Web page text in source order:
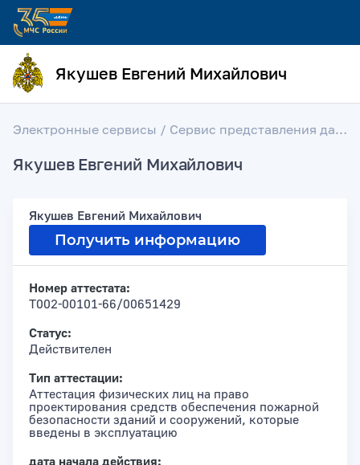
Якушев Евгений Михайлович
Электронные сервисы / Сервис представления данных об аттестации лиц на право проектирования средств обеспечения пожарной безопасности зданий и сооружений, введенных в эксплуатацию
Якушев Евгений Михайлович
Якушев Евгений Михайлович
Получить информацию
Номер аттестата:
Т002-00101-66/00651429
Статус:
Действителен
Тип аттестации:
Аттестация физических лиц на право
проектирования средств обеспечения пожарной
безопасности зданий и сооружений, которые
введены в эксплуатацию
дата начала действия: